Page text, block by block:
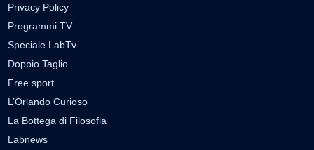
Privacy Policy
Programmi TV
Speciale LabTv
Doppio Taglio
Free sport
L’Orlando Curioso
La Bottega di Filosofia
Labnews